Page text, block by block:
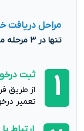
مراحل دریافت
تنها در 3 مرحله می‌توانید از خدمات کرمان تعمیر بهره‌مند شوید!
1 ثبت
از طریق
تعمیر